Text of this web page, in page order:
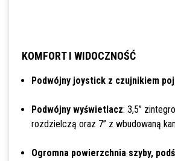
KOMFORT I WIDOCZNOŚĆ
Podwójny joystick z czujnikiem
Podwójny wyświetlacz: 3,5’’
rozdzielczą oraz 7’’ z wbudowaną
Ogromna powierzchnia szyby,